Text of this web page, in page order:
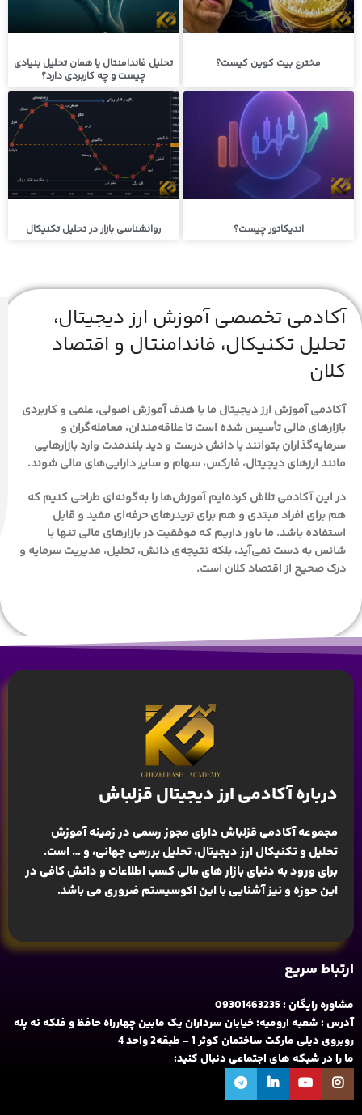
مخترع بیت کوین کیست؟
تحلیل فاندامنتال یا همان تحلیل بنیادی
چیست و چه کاربردی دارد؟
اندیکاتور چیست؟ روانشناسی بازار در تحلیل تکنیکال
آکادمی تخصصی آموزش ارز دیجیتال،
تحلیل تکنیکال، فاندامنتال و اقتصاد
کلان
آکادمی آموزش ارز دیجیتال ما با هدفآموزش اصولی، علمی و کاربردی
بازارهای مالیتأسیس شده است تا علاقه‌مندان، معامله‌گران و
سرمایه‌گذاران بتوانند با دانش درست و دید بلندمدت وارد بازارهایی
مانندارزهای دیجیتال، فارکس، سهام و سایر دارایی‌های مالیشوند.
در این آکادمی تلاش کرده‌ایم آموزش‌ها را به‌گونه‌ای طراحی کنیم که
هم برای افراد مبتدی و هم برایتریدرهای حرفه‌ای مفید و قابل
استفاده باشد. ما باور داریم که موفقیت در بازارهای مالی تنها با
شانس به دست نمی‌آید، بلکه نتیجه‌یدانش، تحلیل، مدیریت سرمایه و
درک صحیح از اقتصاد کلان است.
درباره آکادمی ارز دیجیتال قزلباش
مجموعه آکادمی قزلباش دارای مجوز رسمی در زمینهآموزش
تحلیل و تکنیکال ارز دیجیتال، تحلیل بررسی جهانی، و … است.
برای ورود به دنیای بازار های مالی کسب اطلاعات و دانش کافی در
این حوزه و نیز آشنایی با این اکوسیستم ضروری می باشد.
ارتباط سریع
مشاوره رایگان : 09301463235
آدرس : شعبه ارومیه: خیابان سرداران یک مابین چهارراه حافظ و فلکه نه پله
روبروی دیلی مارکت ساختمان کوثر 1 - طبقه2 واحد 4
ما را در شبکه های اجتماعی دنبال کنید: